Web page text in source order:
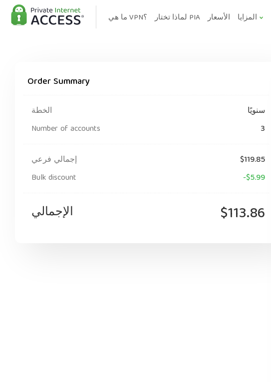
ما هي VPN؟ لماذا تختار PIA الأسعار المزايا
Order Summary
الخطة
سنويًا
Number of accounts
3
إجمالي فرعي
$119.85
Bulk discount
-$5.99
الإجمالي $113.86